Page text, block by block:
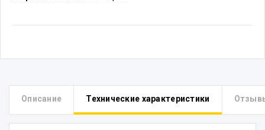
Описание Технические характеристики